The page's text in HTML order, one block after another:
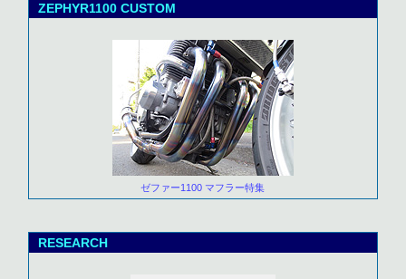
ZEPHYR1100 CUSTOM
ゼファー1100 マフラー特集
RESEARCH